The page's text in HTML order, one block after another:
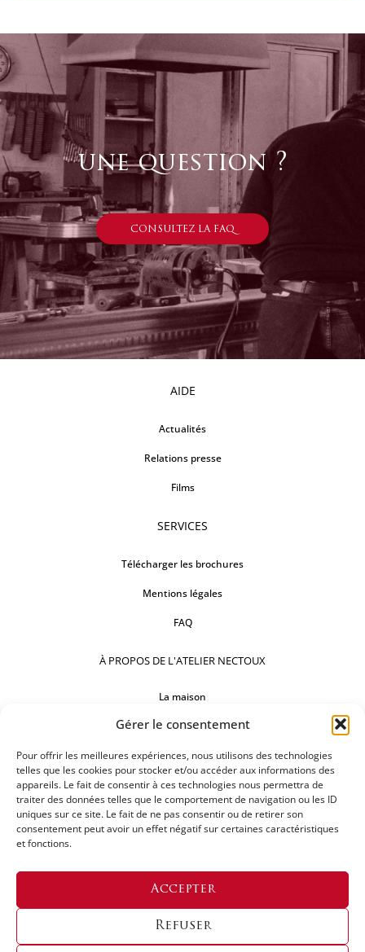
Gérer le consentement
Pour offrir les meilleures expériences, nous utilisons des technologies
telles que les cookies pour stocker et/ou accéder aux informations des
appareils. Le fait de consentir à ces technologies nous permettra de
traiter des données telles que le comportement de navigation ou les ID
uniques sur ce site. Le fait de ne pas consentir ou de retirer son
consentement peut avoir un effet négatif sur certaines caractéristiques
et fonctions.
Accepter
Refuser
une question ?
CONSULTEZ LA FAQ
AIDE
Actualités
Relations presse
Films
SERVICES
Télécharger les brochures
Mentions légales
FAQ
À PROPOS DE L'ATELIER NECTOUX
La maison
Comptoirs
Nos réalisations
SUIVEZ-NOUS
DEMANDEZ UN DEVIS